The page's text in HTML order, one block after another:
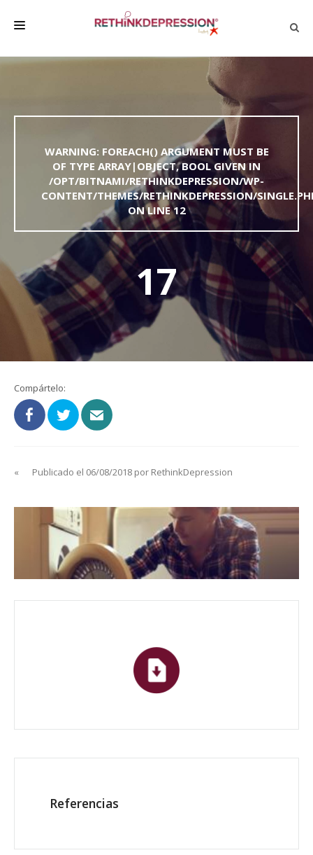
BIENESTAR
FAMILIA Y AMIGOS
DEPRESSÃO SEM RODEIOS
WARNING: FOREACH() ARGUMENT MUST BE
OF TYPE ARRAY|OBJECT, BOOL GIVEN IN
/OPT/BITNAMI/RETHINKDEPRESSION/WP-
CONTENT/THEMES/RETHINKDEPRESSION/
ON LINE12
17
Compártelo:
« Publicado el 06/08/2018 por RethinkDepression
Referencias